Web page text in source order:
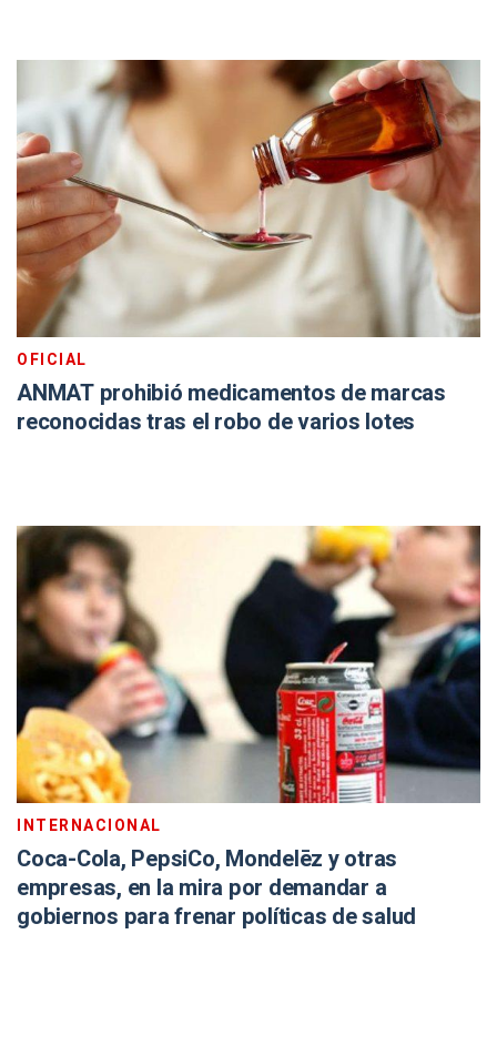
OFICIAL
ANMAT prohibió medicamentos de marcas
reconocidas tras el robo de varios lotes
INTERNACIONAL
Coca-Cola, PepsiCo, Mondelēz y otras
empresas, en la mira por demandar a
gobiernos para frenar políticas de salud